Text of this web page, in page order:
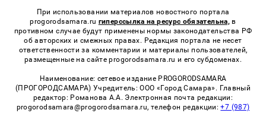
При использовании материалов новостного портала
progorodsamara.ru гиперссылка на ресурс обязательна, в
противном случае будут применены нормы законодательства РФ
об авторских и смежных правах. Редакция портала не несет
ответственности за комментарии и материалы пользователей,
размещенные на сайте progorodsamara.ru и его субдоменах.
Наименование: сетевое издание PROGORODSAMARA
(ПРОГОРОДСАМАРА) Учредитель: ООО «Город Самара». Главный
редактор: Романова А.А. Электронная почта редакции:
progorodsamara@progorodsamara.ru, телефон редакции:+7 (987)